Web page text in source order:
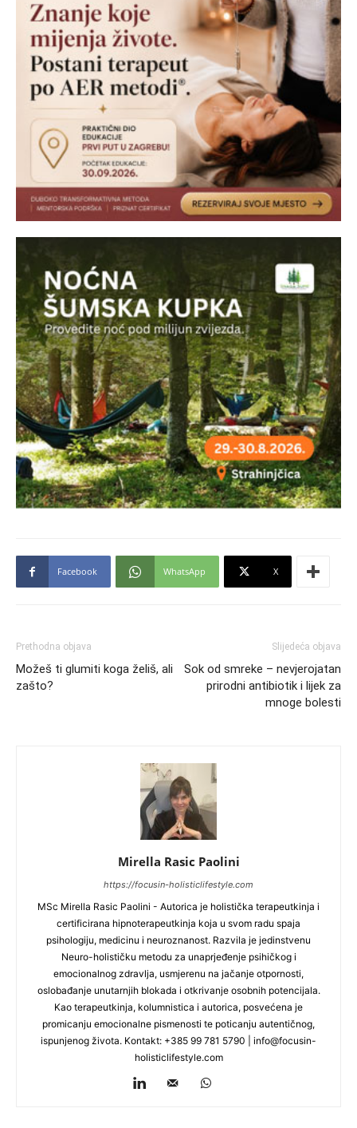
Facebook WhatsApp X
Prethodna objava
Možeš ti glumiti koga želiš, ali
zašto?
Slijedeća objava
Sok od smreke – nevjerojatan
prirodni antibiotik i lijek za
mnoge bolesti
Mirella Rasic Paolini
https://focusin-holisticlifestyle.com
MSc Mirella Rasic Paolini - Autorica je holistička terapeutkinja i
certificirana hipnoterapeutkinja koja u svom radu spaja
psihologiju, medicinu i neuroznanost. Razvila je jedinstvenu
Neuro-holističku metodu za unaprjeđenje psihičkog i
emocionalnog zdravlja, usmjerenu na jačanje otpornosti,
oslobađanje unutarnjih blokada i otkrivanje osobnih potencijala.
Kao terapeutkinja, kolumnistica i autorica, posvećena je
promicanju emocionalne pismenosti te poticanju autentičnog,
ispunjenog života. Kontakt: +385 99 781 5790 | info@focusin-
holisticlifestyle.com